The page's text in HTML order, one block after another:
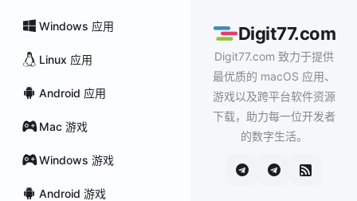
Windows 应用
Linux 应用
Android 应用
Mac 游戏
Windows 游戏
Android 游戏
Digit77.com
Digit77.com 致力于提供
最优质的 macOS 应用、
游戏以及跨平台软件资源
下载，助力每一位开发者
的数字生活。